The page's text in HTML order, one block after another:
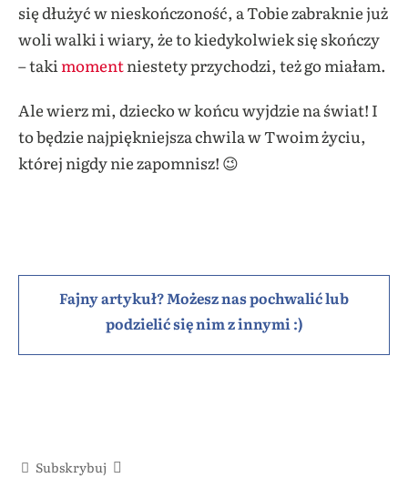
się dłużyć w nieskończoność, a Tobie zabraknie już
woli walki i wiary, że to kiedykolwiek się skończy
– takimomentniestety przychodzi, też go miałam.
Ale wierz mi, dziecko w końcu wyjdzie na świat! I
to będzie najpiękniejsza chwila w Twoim życiu,
której nigdy nie zapomnisz! 😉
Fajny artykuł? Możesz nas pochwalić lub
podzielić się nim z innymi :)
Subskrybuj